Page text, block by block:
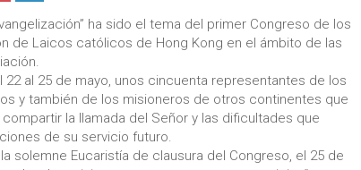
ha sido el tema del primer Congreso de los
de Laicos católicos de Hong Kong en el ámbito de las
al 25 de mayo, unos cincuenta representantes de los
y también de los misioneros de otros continentes que
la llamada del Señor y las dificultades que
de su servicio futuro.
solemne Eucaristía de clausura del Congreso, el 25 de